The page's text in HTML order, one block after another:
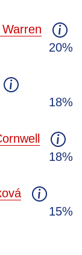
20%
18%
18%
15%